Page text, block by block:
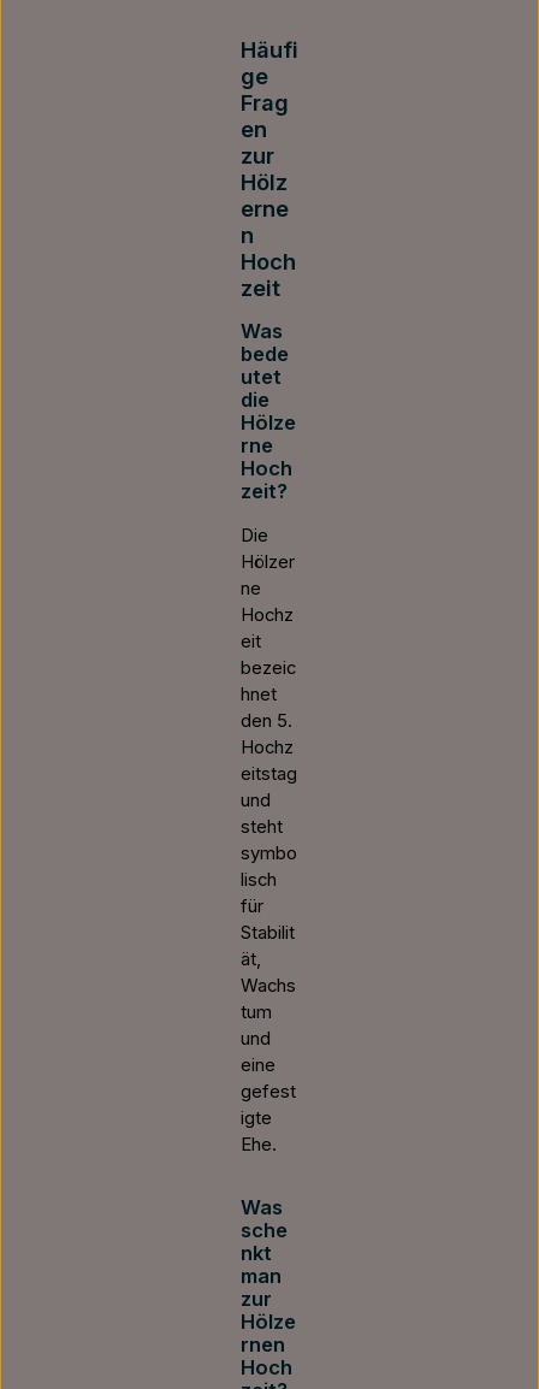
Häufi
ge
Frag
en
zur
Hölz
erne
n
Hoch
zeit
Was
bede
utet
die
Hölze
rne
Hoch
zeit?
Die
Hölzer
ne
Hochz
eit
bezeic
hnet
den 5.
Hochz
eitstag
und
steht
symbo
lisch
für
Stabilit
ät,
Wachs
tum
und
eine
gefest
igte
Ehe.
Was
sche
nkt
man
zur
Hölze
rnen
Hoch